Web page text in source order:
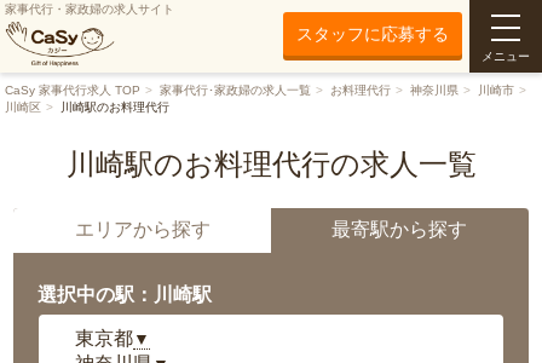
家事代行・家政婦の求人サイト
スタッフに応募する
メニュー
CaSy 家事代行求人 TOP 家事代行･家政婦の求人一覧 お料理代行 神奈川県
川崎市
川崎区
川崎駅のお料理代行
川崎駅のお料理代行の求人一覧
エリアから探す 最寄駅から探す
選択中の駅：川崎駅
東京都▼